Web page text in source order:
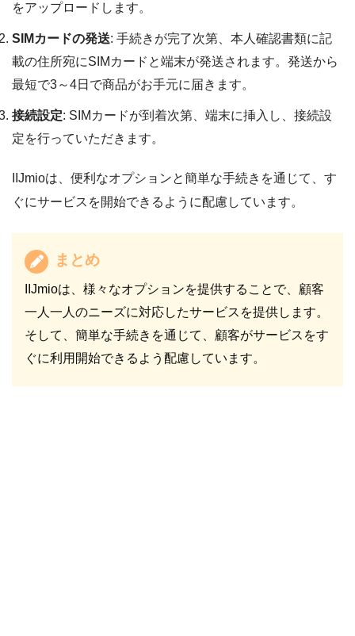
をアップロードします。
SIMカードの発送: 手続きが完了次第、本人確認書類に記
載の住所宛にSIMカードと端末が発送されます。発送から
最短で3～4日で商品がお手元に届きます。
接続設定: SIMカードが到着次第、端末に挿入し、接続設
定を行っていただきます。
IIJmioは、便利なオプションと簡単な手続きを通じて、す
ぐにサービスを開始できるように配慮しています。
まとめ
IIJmioは、様々なオプションを提供することで、顧客
一人一人のニーズに対応したサービスを提供します。
そして、簡単な手続きを通じて、顧客がサービスをす
ぐに利用開始できるよう配慮しています。